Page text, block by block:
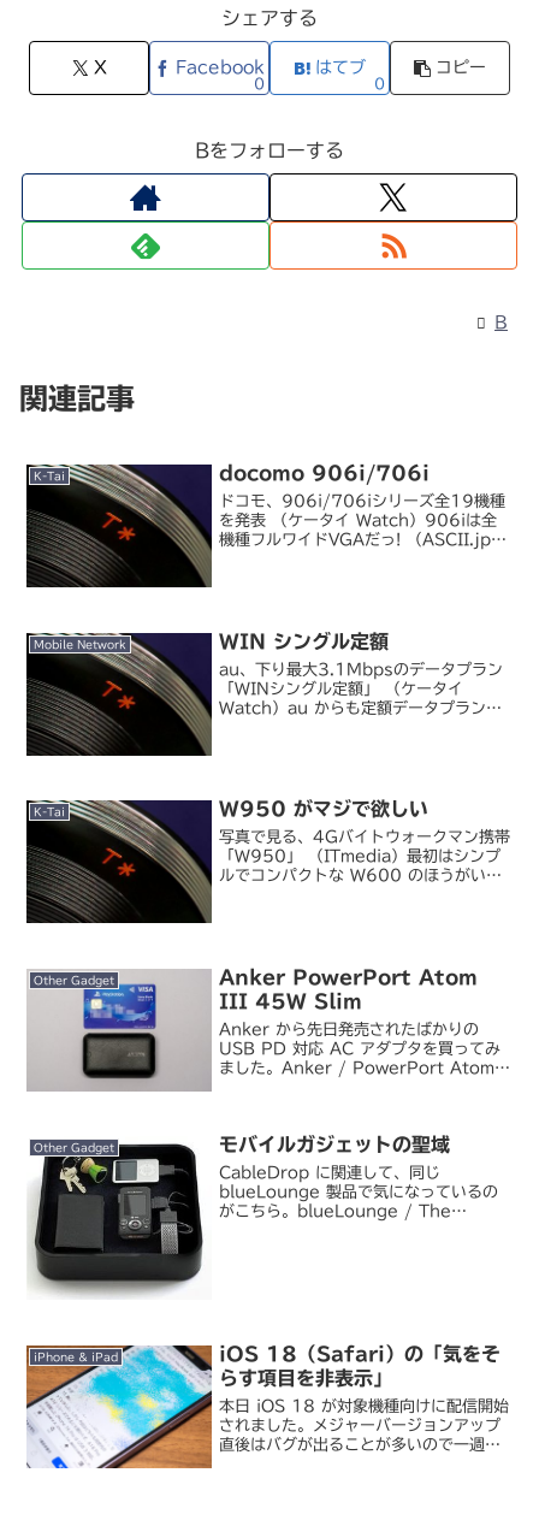
シェアする
X Facebook
0
はてブ
0
コピー
Bをフォローする
B
関連記事
K-Tai docomo 906i/706i
ドコモ、906i/706iシリーズ全19機種
を発表 （ケータイ Watch）906iは全
機種フルワイドVGAだっ! （ASCII.jp）
Mobile Network WIN シングル定額
au、下り最大3.1Mbpsのデータプラン
「WINシングル定額」 （ケータイ
Watch）au からも定額データプランが
K-Tai W950 がマジで欲しい
写真で見る、4Gバイトウォークマン携帯
「W950」 （ITmedia）最初はシンプ
ルでコンパクトな W600 のほうがいい
Other Gadget
Anker PowerPort Atom
III 45W Slim
Anker から先日発売されたばかりの
USB PD 対応 AC アダプタを買ってみ
ました。Anker / PowerPort Atom
Other Gadget モバイルガジェットの聖域
CableDrop に関連して、同じ
blueLounge 製品で気になっているの
がこちら。blueLounge / The
iPhone & iPad
iOS 18（Safari）の「気をそ
らす項目を非表示」
本日 iOS 18 が対象機種向けに配信開始
されました。メジャーバージョンアップ
直後はバグが出ることが多いので一週間